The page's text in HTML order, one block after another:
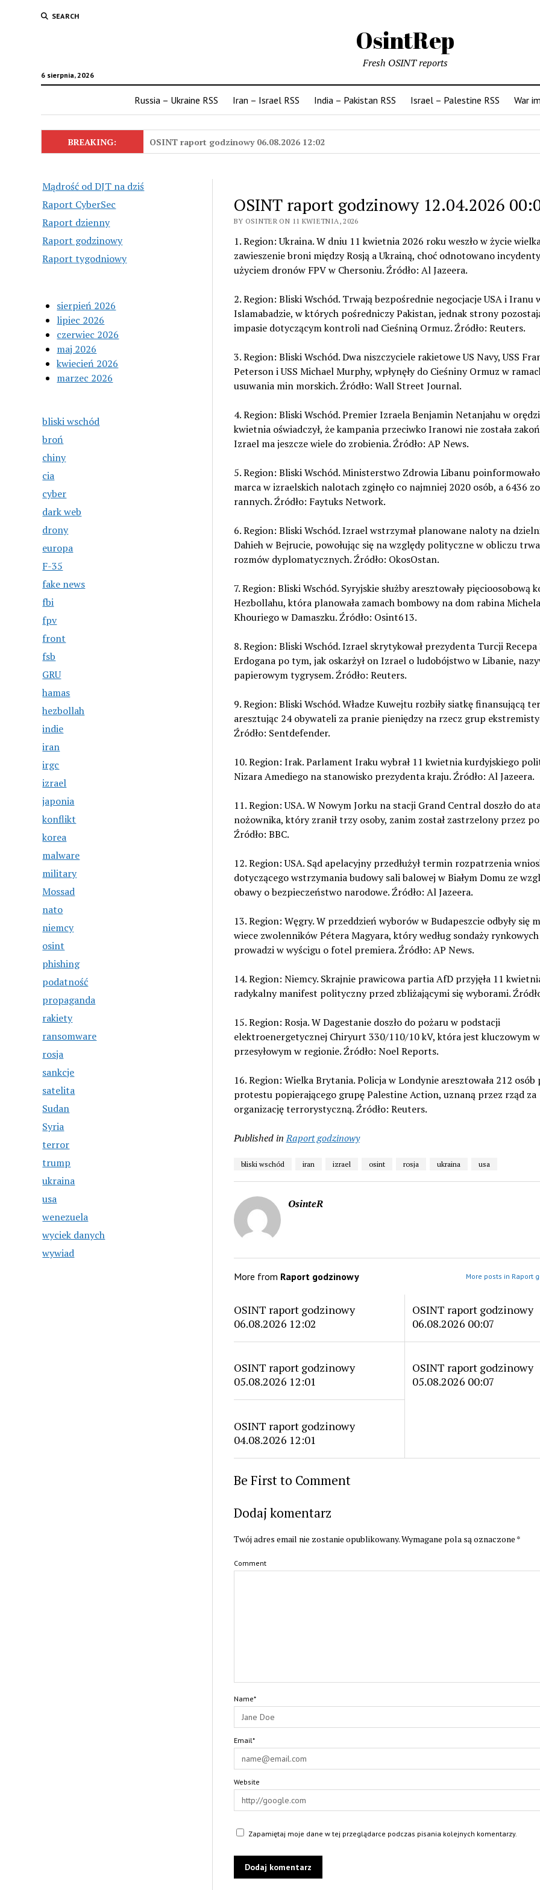
SEARCH
OsintRep
6 sierpnia, 2026
Fresh OSINT reports
Russia – Ukraine RSS Iran – Israel RSS India – Pakistan RSS Israel – Palestine RSS War
BREAKING: OSINT raport godzinowy 06.08.2026 12:02
Mądrość od DJT na dziś
Raport CyberSec
Raport dzienny
Raport godzinowy
Raport tygodniowy
sierpień 2026
lipiec 2026
czerwiec 2026
maj 2026
kwiecień 2026
marzec 2026
bliski wschód
broń
chiny
cia
cyber
dark web
drony
europa
F-35
fake news
fbi
fpv
front
fsb
GRU
hamas
hezbollah
indie
iran
irgc
izrael
japonia
konflikt
korea
malware
military
Mossad
nato
niemcy
osint
phishing
podatność
propaganda
rakiety
ransomware
rosja
sankcje
satelita
Sudan
Syria
terror
trump
ukraina
usa
wenezuela
wyciek danych
wywiad
OSINT raport godzinowy 12.04.2026
BY OSINTER ON 11 KWIETNIA, 2026
1. Region: Ukraina. W dniu 11 kwietnia 2026 roku weszło w życie
zawieszenie broni między Rosją a Ukrainą, choć odnotowano
użyciem dronów FPV w Chersoniu. Źródło: Al Jazeera.
2. Region: Bliski Wschód. Trwają bezpośrednie negocjacje USA i Iranu
Islamabadzie, w których pośredniczy Pakistan, jednak strony
impasie dotyczącym kontroli nad Cieśniną Ormuz. Źródło: Reuters.
3. Region: Bliski Wschód. Dwa niszczyciele rakietowe US Navy, USS
Peterson i USS Michael Murphy, wpłynęły do Cieśniny Ormuz w
usuwania min morskich. Źródło: Wall Street Journal.
4. Region: Bliski Wschód. Premier Izraela Benjamin Netanjahu w
kwietnia oświadczył, że kampania przeciwko Iranowi nie została
Izrael ma jeszcze wiele do zrobienia. Źródło: AP News.
5. Region: Bliski Wschód. Ministerstwo Zdrowia Libanu
marca w izraelskich nalotach zginęło co najmniej 2020 osób, a 6436
rannych. Źródło: Faytuks Network.
6. Region: Bliski Wschód. Izrael wstrzymał planowane naloty na
Dahieh w Bejrucie, powołując się na względy polityczne w obliczu
rozmów dyplomatycznych. Źródło: OkosOstan.
7. Region: Bliski Wschód. Syryjskie służby aresztowały pięcioosobową
Hezbollahu, która planowała zamach bombowy na dom rabina Michela
Khouriego w Damaszku. Źródło: Osint613.
8. Region: Bliski Wschód. Izrael skrytykował prezydenta Turcji
Erdogana po tym, jak oskarżył on Izrael o ludobójstwo w Libanie,
papierowym tygrysem. Źródło: Reuters.
9. Region: Bliski Wschód. Władze Kuwejtu rozbiły siatkę finansującą
aresztując 24 obywateli za pranie pieniędzy na rzecz grup
Źródło: Sentdefender.
10. Region: Irak. Parlament Iraku wybrał 11 kwietnia kurdyjskiego
Nizara Amediego na stanowisko prezydenta kraju. Źródło: Al Jazeera.
11. Region: USA. W Nowym Jorku na stacji Grand Central doszło do
nożownika, który zranił trzy osoby, zanim został zastrzelony przez
Źródło: BBC.
12. Region: USA. Sąd apelacyjny przedłużył termin rozpatrzenia
dotyczącego wstrzymania budowy sali balowej w Białym Domu ze
obawy o bezpieczeństwo narodowe. Źródło: Al Jazeera.
13. Region: Węgry. W przeddzień wyborów w Budapeszcie odbyły się
wiece zwolenników Pétera Magyara, który według sondaży rynkowych
prowadzi w wyścigu o fotel premiera. Źródło: AP News.
14. Region: Niemcy. Skrajnie prawicowa partia AfD przyjęła 11
radykalny manifest polityczny przed zbliżającymi się wyborami.
15. Region: Rosja. W Dagestanie doszło do pożaru w podstacji
elektroenergetycznej Chiryurt 330/110/10 kV, która jest kluczowym
przesyłowym w regionie. Źródło: Noel Reports.
16. Region: Wielka Brytania. Policja w Londynie aresztowała 212 osób
protestu popierającego grupę Palestine Action, uznaną przez rząd za
organizację terrorystyczną. Źródło: Reuters.
Published in Raport godzinowy
bliski wschód iran izrael osint rosja ukraina usa
OsinteR
More from Raport godzinowy More posts in Raport
OSINT raport godzinowy
06.08.2026 12:02
OSINT raport godzinowy
06.08.2026 00:07
OSINT raport godzinowy
05.08.2026 12:01
OSINT raport godzinowy
05.08.2026 00:07
OSINT raport godzinowy
04.08.2026 12:01
Be First to Comment
Dodaj komentarz
Twój adres email nie zostanie opublikowany.Wymagane pola są oznaczone *
Comment
Name*
Email*
Website
Zapamiętaj moje dane w tej przeglądarce podczas pisania kolejnych komentarzy.